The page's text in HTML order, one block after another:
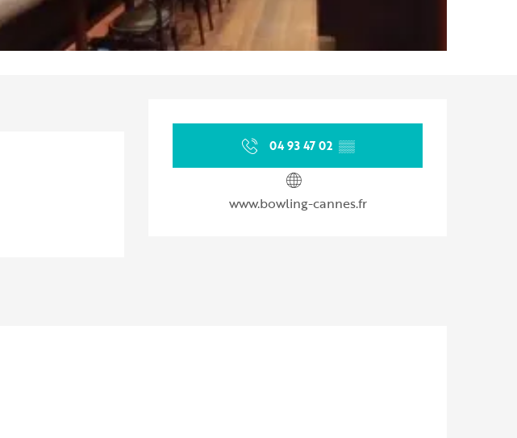
Ouverture et coordonnées
04 93 47 02 ▒▒
www.bowling-cannes.fr